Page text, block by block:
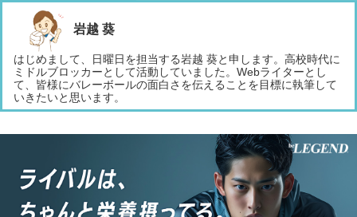
岩越 葵
はじめまして、日曜日を担当する岩越 葵と申します。高校時代に
ミドルブロッカーとして活動していました。Webライターとし
て、皆様にバレーボールの面白さを伝えることを目標に執筆して
いきたいと思います。